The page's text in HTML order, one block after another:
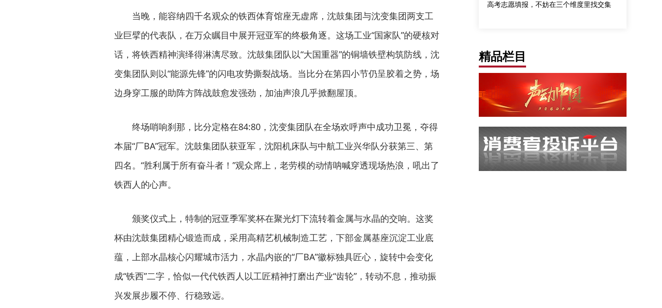
当晚，能容纳四千名观众的铁西体育馆座无虚席，沈鼓集团与沈变集团两支工
业巨擘的代表队，在万众瞩目中展开冠亚军的终极角逐。这场工业“国家队”的硬核对
话，将铁西精神演绎得淋漓尽致。沈鼓集团队以“大国重器”的铜墙铁壁构筑防线，沈
变集团队则以“能源先锋”的闪电攻势撕裂战场。当比分在第四小节仍呈胶着之势，场
边身穿工服的助阵方阵战鼓愈发强劲，加油声浪几乎掀翻屋顶。
终场哨响刹那，比分定格在84:80，沈变集团队在全场欢呼声中成功卫冕，夺得
本届“厂BA”冠军。沈鼓集团队获亚军，沈阳机床队与中航工业兴华队分获第三、第
四名。“胜利属于所有奋斗者！”观众席上，老劳模的动情呐喊穿透现场热浪，吼出了
铁西人的心声。
颁奖仪式上，特制的冠亚季军奖杯在聚光灯下流转着金属与水晶的交响。这奖
杯由沈鼓集团精心锻造而成，采用高精艺机械制造工艺，下部金属基座沉淀工业底
蕴，上部水晶核心闪耀城市活力，水晶内嵌的“厂BA”徽标独具匠心，旋转中会变化
成“铁西”二字，恰似一代代铁西人以工匠精神打磨出产业“齿轮”，转动不息，推动振
兴发展步履不停、行稳致远。
高考志愿填报，不妨在三个维度里找交集
精品栏目